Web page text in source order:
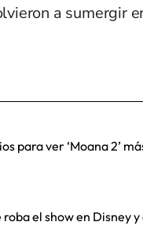
a sumergir
para ver ‘Moana 2’
el show en Disney y